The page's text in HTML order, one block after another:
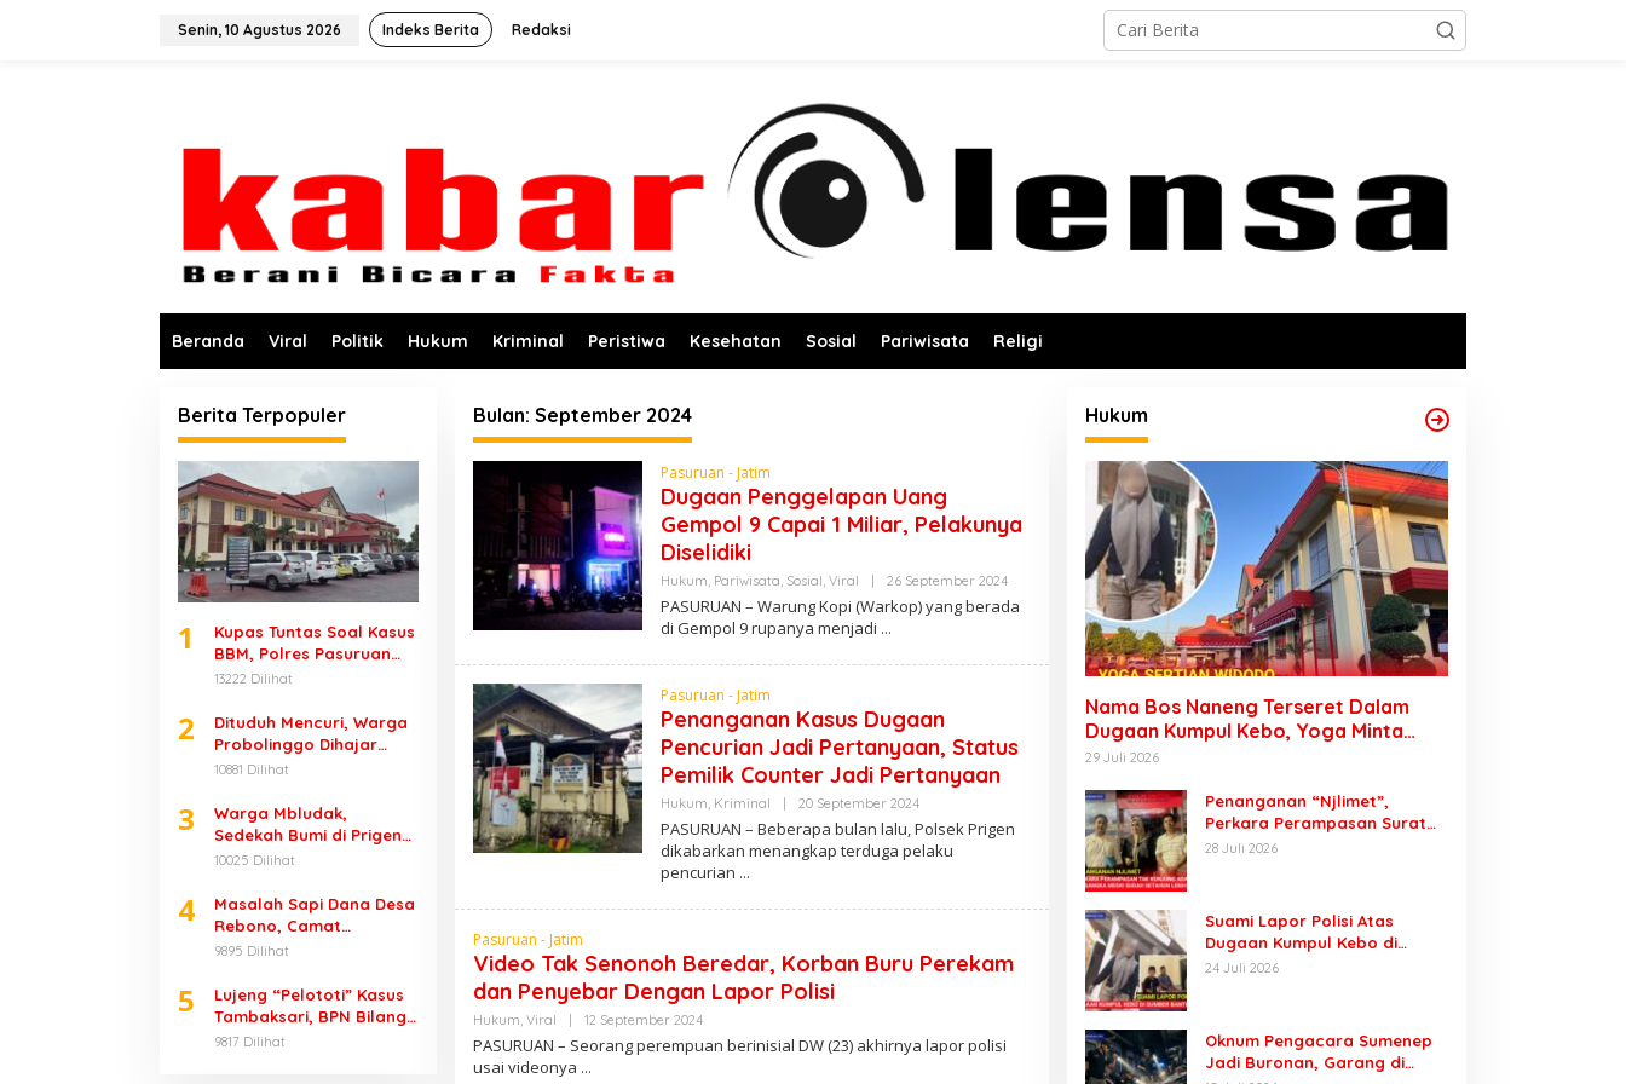
Senin, 10 Agustus 2026 Indeks Berita Redaksi
Beranda Viral Politik Hukum Kriminal Peristiwa Kesehatan Sosial Pariwisata Religi
Berita Terpopuler
1
Kupas Tuntas Soal Kasus
BBM, Polres Pasuruan
Angkat Bicara
13222 Dilihat
2
Dituduh Mencuri, Warga
Probolinggo Dihajar
Massa
10881 Dilihat
3
Warga Mbludak,
Sedekah Bumi di Prigen
Renggut 1 Nyawa
10025 Dilihat
4
Masalah Sapi Dana Desa
Rebono, Camat
Wonorejo Bungkam
9895 Dilihat
5
Lujeng “Pelototi” Kasus
Tambaksari, BPN Bilang
Ketua PPL-nya Adalah
9817 Dilihat
Bulan: September 2024
Pasuruan - Jatim
Dugaan Penggelapan Uang
Gempol 9 Capai 1 Miliar, Pelakunya
Diselidiki
Hukum Pariwisata Sosial Viral | 26 September 2024O
L
E
D
PASURUAN – Warung Kopi (Warkop) yang berada
di Gempol 9 rupanya menjadi
Pasuruan - Jatim
Penanganan Kasus Dugaan
Pencurian Jadi Pertanyaan, Status
Pemilik Counter Jadi Pertanyaan
Hukum Kriminal | 20 September 2024O
E
H
PASURUAN – Beberapa bulan lalu, Polsek Prigen
dikabarkan menangkap terduga pelaku
pencurian
Pasuruan - Jatim
Video Tak Senonoh Beredar, Korban Buru Perekam
dan Penyebar Dengan Lapor Polisi
Hukum Viral | 12 September 2024O
E
PASURUAN – Seorang perempuan berinisial DW (23) akhirnya lapor polisi
usai videonya
Hukum
Nama Bos Naneng Terseret Dalam
Dugaan Kumpul Kebo, Yoga Minta
Orang Tuanya Juga Dipanggil Polisi
29 Juli 2026
Penanganan “Njlimet”,
Perkara Perampasan Surat
Mobil Tak Kunjung Tersangka
28 Juli 2026
Suami Lapor Polisi Atas
Dugaan Kumpul Kebo di
Sumber Banteng Kejayan,
24 Juli 2026
Oknum Pengacara Sumenep
Jadi Buronan, Garang di